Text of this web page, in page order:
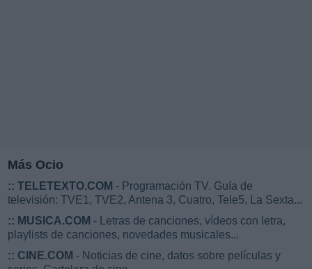
Más Ocio
:: TELETEXTO.COM - Programación TV. Guía de
televisión: TVE1, TVE2, Antena 3, Cuatro, Tele5, La Sexta...
:: MUSICA.COM - Letras de canciones, vídeos con letra,
playlists de canciones, novedades musicales...
:: CINE.COM - Noticias de cine, datos sobre películas y